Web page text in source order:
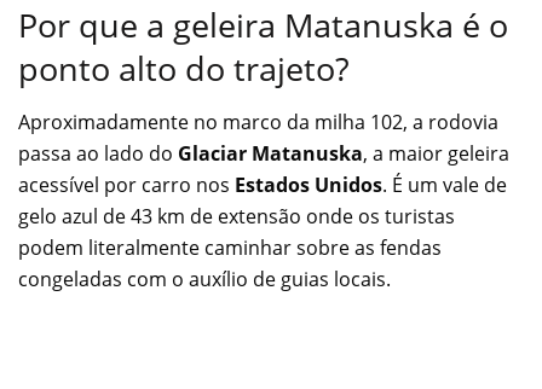
Por que a geleira Matanuska é o
ponto alto do trajeto?
Aproximadamente no marco da milha 102, a rodovia
passa ao lado do Glaciar Matanuska, a maior geleira
acessível por carro nos Estados Unidos. É um vale de
gelo azul de 43 km de extensão onde os turistas
podem literalmente caminhar sobre as fendas
congeladas com o auxílio de guias locais.